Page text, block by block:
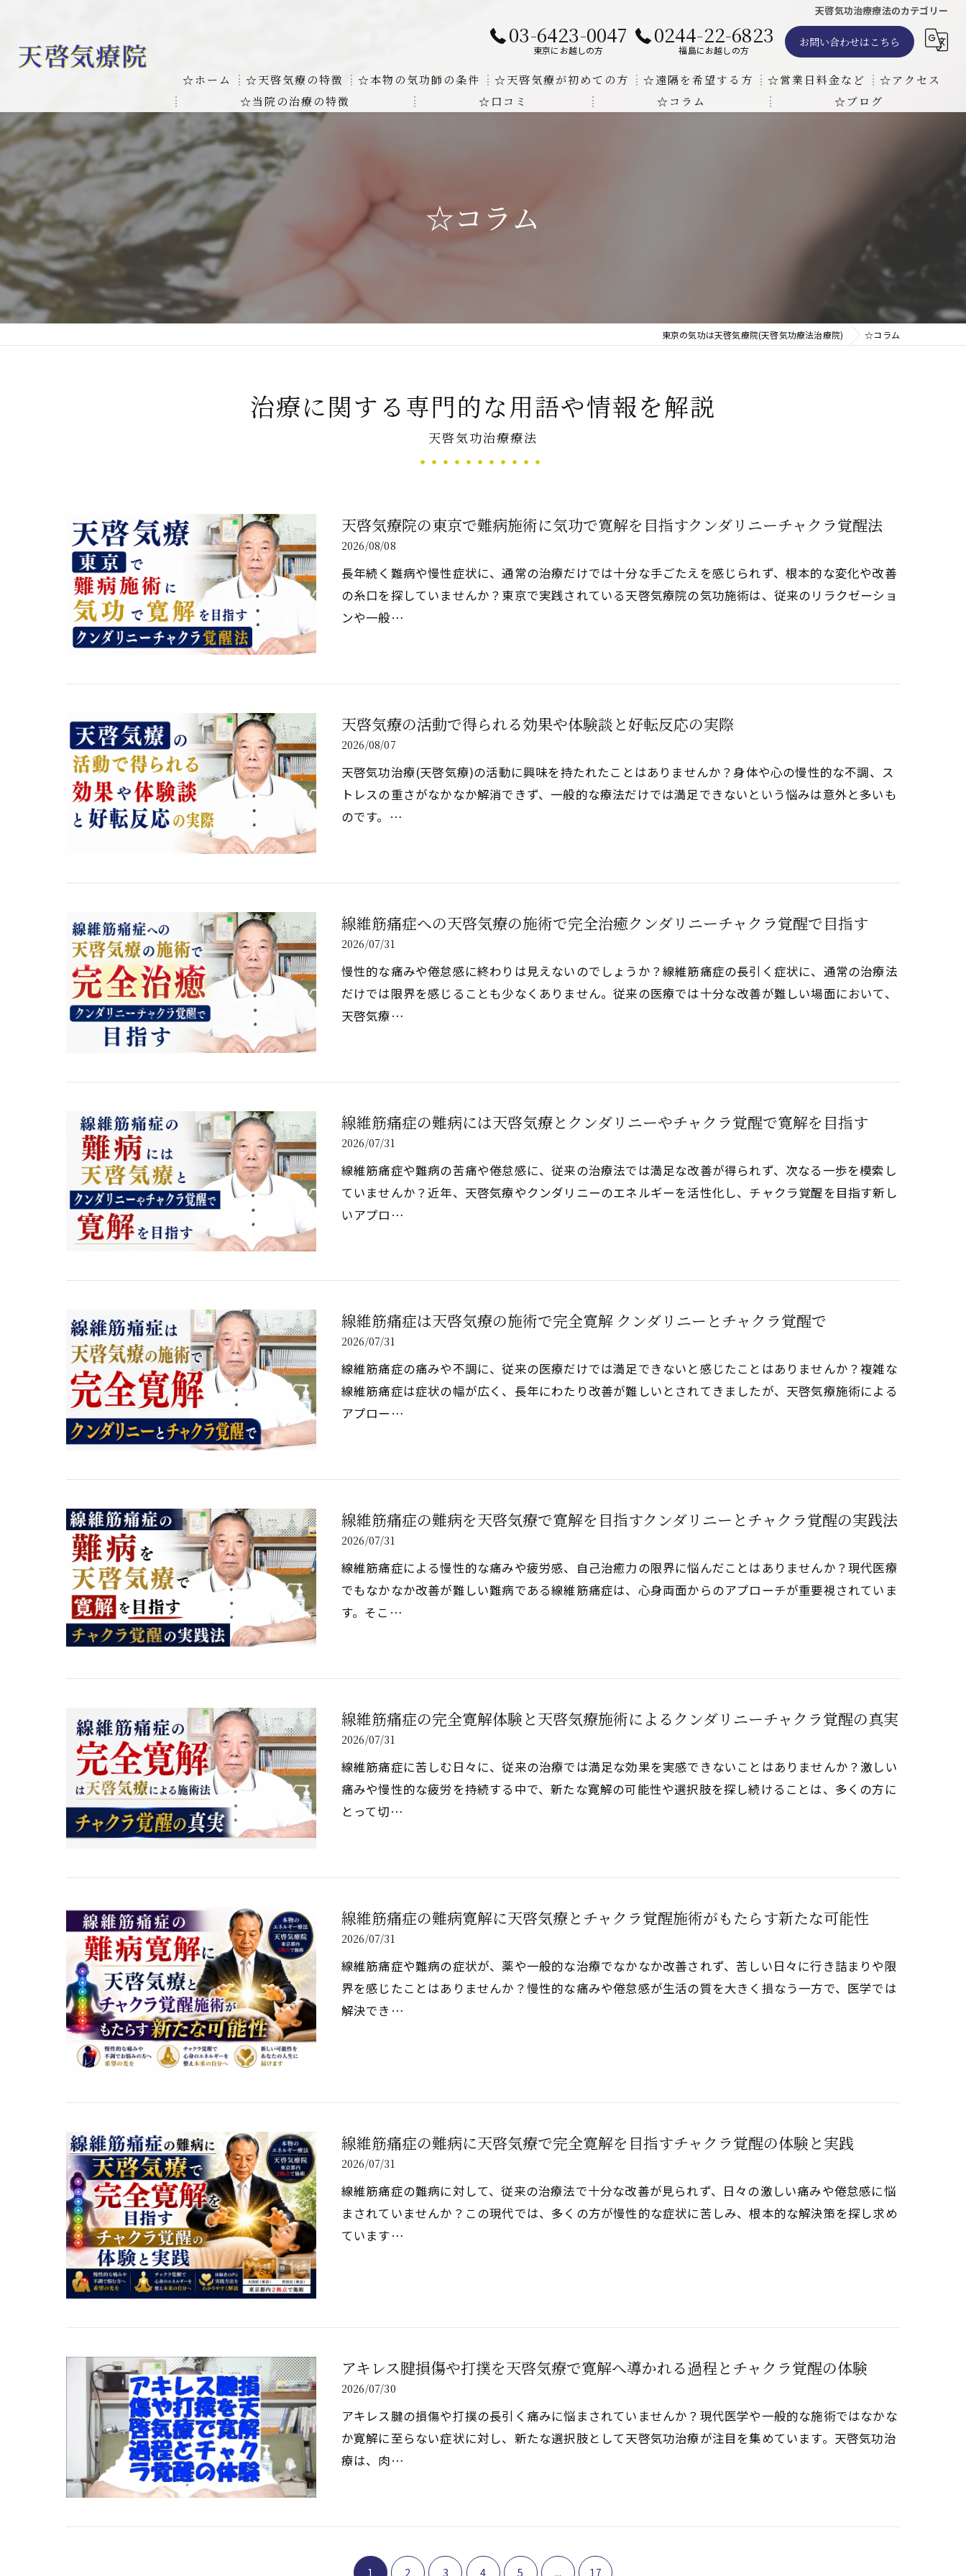
天啓気功治療療法のカテゴリー
03-6423-0047
東京にお越しの方
0244-22-6823
福島にお越しの方
お問い合わせはこちら
☆ホーム ☆天啓気療の特徴
お客様の質問に対する回答
天啓気療に関する書籍
本物の気功師にも優るサイ能力の凄さ
気功治療や療法と天啓気療の違い
☆本物の気功師の条件 ☆天啓気療が初めての方 ☆遠隔を希望する方 ☆営業日料金など ☆アクセス
☆当院の治療の特徴
線維筋痛症
線維筋痛症が天啓気療により奇跡的な寛解
難病の疾患
難病治療に革命チャクラ覚醒サイ能力
肝臓の疾患
肝臓疾患の原因と症状を解明及び緩解法
心臓の疾患
☆口コミ ☆コラム ☆ブログ
☆コラム
東京の気功は天啓気療院(天啓気功療法治療院) ☆コラム
治療に関する専門的な用語や情報を解説
天啓気功治療療法
天啓気療院の東京で難病施術に気功で寛解を目指すクンダリニーチャクラ覚醒法
2026/08/08
長年続く難病や慢性症状に、通常の治療だけでは十分な手ごたえを感じられず、根本的な変化や改善
の糸口を探していませんか？東京で実践されている天啓気療院の気功施術は、従来のリラクゼーショ
ンや一般…
天啓気療の活動で得られる効果や体験談と好転反応の実際
2026/08/07
天啓気功治療(天啓気療)の活動に興味を持たれたことはありませんか？身体や心の慢性的な不調、ス
トレスの重さがなかなか解消できず、一般的な療法だけでは満足できないという悩みは意外と多いも
のです。…
線維筋痛症への天啓気療の施術で完全治癒クンダリニーチャクラ覚醒で目指す
2026/07/31
慢性的な痛みや倦怠感に終わりは見えないのでしょうか？線維筋痛症の長引く症状に、通常の治療法
だけでは限界を感じることも少なくありません。従来の医療では十分な改善が難しい場面において、
天啓気療…
線維筋痛症の難病には天啓気療とクンダリニーやチャクラ覚醒で寛解を目指す
2026/07/31
線維筋痛症や難病の苦痛や倦怠感に、従来の治療法では満足な改善が得られず、次なる一歩を模索し
ていませんか？近年、天啓気療やクンダリニーのエネルギーを活性化し、チャクラ覚醒を目指す新し
いアプロ…
線維筋痛症は天啓気療の施術で完全寛解 クンダリニーとチャクラ覚醒で
2026/07/31
線維筋痛症の痛みや不調に、従来の医療だけでは満足できないと感じたことはありませんか？複雑な
線維筋痛症は症状の幅が広く、長年にわたり改善が難しいとされてきましたが、天啓気療施術による
アプロー…
線維筋痛症の難病を天啓気療で寛解を目指すクンダリニーとチャクラ覚醒の実践法
2026/07/31
線維筋痛症による慢性的な痛みや疲労感、自己治癒力の限界に悩んだことはありませんか？現代医療
でもなかなか改善が難しい難病である線維筋痛症は、心身両面からのアプローチが重要視されていま
す。そこ…
線維筋痛症の完全寛解体験と天啓気療施術によるクンダリニーチャクラ覚醒の真実
2026/07/31
線維筋痛症に苦しむ日々に、従来の治療では満足な効果を実感できないことはありませんか？激しい
痛みや慢性的な疲労を持続する中で、新たな寛解の可能性や選択肢を探し続けることは、多くの方に
とって切…
線維筋痛症の難病寛解に天啓気療とチャクラ覚醒施術がもたらす新たな可能性
2026/07/31
線維筋痛症や難病の症状が、薬や一般的な治療でなかなか改善されず、苦しい日々に行き詰まりや限
界を感じたことはありませんか？慢性的な痛みや倦怠感が生活の質を大きく損なう一方で、医学では
解決でき…
線維筋痛症の難病に天啓気療で完全寛解を目指すチャクラ覚醒の体験と実践
2026/07/31
線維筋痛症の難病に対して、従来の治療法で十分な改善が見られず、日々の激しい痛みや倦怠感に悩
まされていませんか？この現代では、多くの方が慢性的な症状に苦しみ、根本的な解決策を探し求め
ています…
アキレス腱損傷や打撲を天啓気療で寛解へ導かれる過程とチャクラ覚醒の体験
2026/07/30
アキレス腱の損傷や打撲の長引く痛みに悩まされていませんか？現代医学や一般的な施術ではなかな
か寛解に至らない症状に対し、新たな選択肢として天啓気功治療が注目を集めています。天啓気功治
療は、肉…
1 2 3 4 5 ... 17